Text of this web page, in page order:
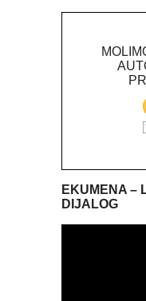
EKUMENA –
DIJALOG